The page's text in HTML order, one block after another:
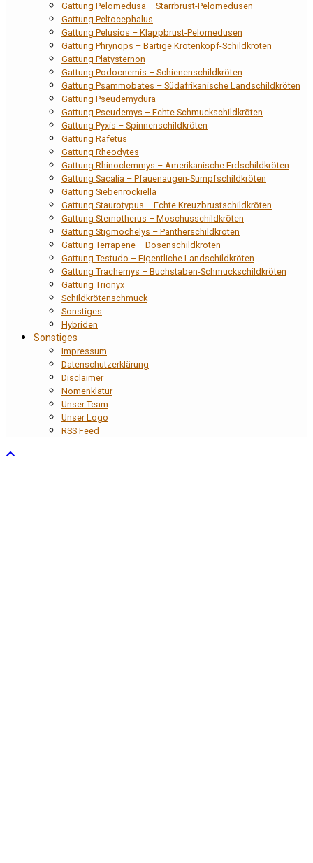
Gattung Pelomedusa – Starrbrust-Pelomedusen
Gattung Peltocephalus
Gattung Pelusios – Klappbrust-Pelomedusen
Gattung Phrynops – Bärtige Krötenkopf-Schildkröten
Gattung Platysternon
Gattung Podocnemis – Schienenschildkröten
Gattung Psammobates – Südafrikanische Landschildkröten
Gattung Pseudemydura
Gattung Pseudemys – Echte Schmuckschildkröten
Gattung Pyxis – Spinnenschildkröten
Gattung Rafetus
Gattung Rheodytes
Gattung Rhinoclemmys – Amerikanische Erdschildkröten
Gattung Sacalia – Pfauenaugen-Sumpfschildkröten
Gattung Siebenrockiella
Gattung Staurotypus – Echte Kreuzbrustschildkröten
Gattung Sternotherus – Moschusschildkröten
Gattung Stigmochelys – Pantherschildkröten
Gattung Terrapene – Dosenschildkröten
Gattung Testudo – Eigentliche Landschildkröten
Gattung Trachemys – Buchstaben-Schmuckschildkröten
Gattung Trionyx
Schildkrötenschmuck
Sonstiges
Hybriden
Sonstiges
Impressum
Datenschutzerklärung
Disclaimer
Nomenklatur
Unser Team
Unser Logo
RSS Feed